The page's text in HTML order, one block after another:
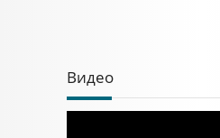
Видео